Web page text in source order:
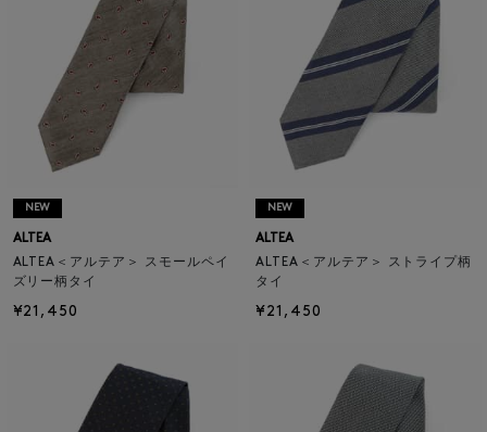
NEW
ALTEA
ALTEA＜アルテア＞ スモールペイ
ズリー柄タイ
¥21,450
NEW
ALTEA
ALTEA＜アルテア＞ ストライプ柄
タイ
¥21,450